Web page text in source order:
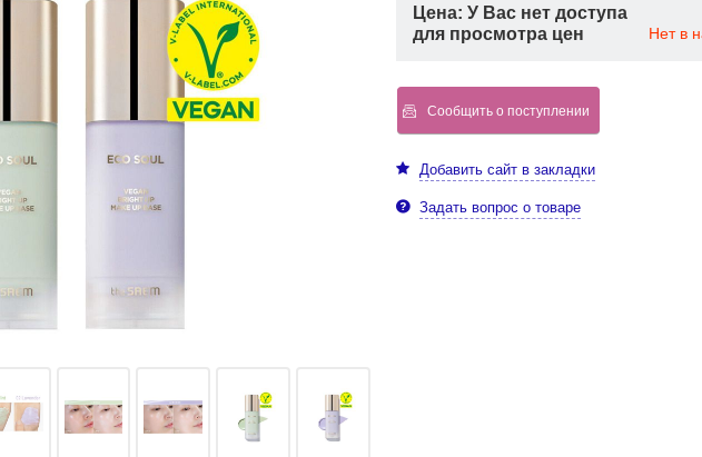
Цена: У Вас нет доступа
для просмотра цен
Нет в
Сообщить о поступлении
Добавить сайт в закладки
Задать вопрос о товаре